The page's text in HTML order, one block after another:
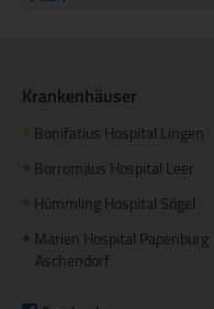
Krankenhäuser
+ Bonifatius Hospital Lingen
+ Borromäus Hospital Leer
+ Hümmling Hospital Sögel
+ Marien Hospital Papenburg
Aschendorf